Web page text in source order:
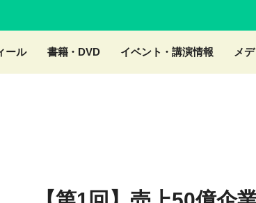
ール 書籍・DVD イベント・講演情報 メ